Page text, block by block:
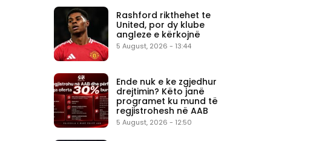
Rashford rikthehet te
United, por dy klube
angleze e kërkojnë
5 August, 2026 - 13:44
Ende nuk e ke zgjedhur
drejtimin? Këto janë
programet ku mund të
regjistrohesh në AAB
5 August, 2026 - 12:50